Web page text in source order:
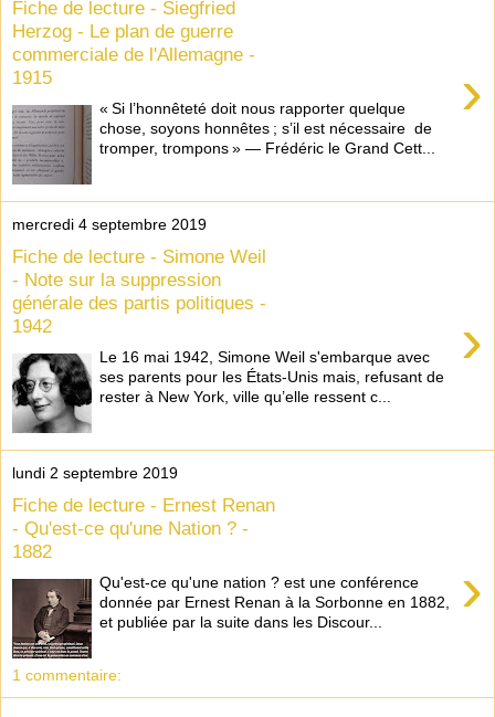
Fiche de lecture - Siegfried
Herzog - Le plan de guerre
commerciale de l'Allemagne -
1915
›
« Si l’honnêteté doit nous rapporter quelque
chose, soyons honnêtes ; s’il est nécessaire de
tromper, trompons » — Frédéric le Grand Cett...
mercredi 4 septembre 2019
Fiche de lecture - Simone Weil
- Note sur la suppression
générale des partis politiques -
1942
›
Le 16 mai 1942, Simone Weil s'embarque avec
ses parents pour les États-Unis mais, refusant de
rester à New York, ville qu’elle ressent c...
lundi 2 septembre 2019
Fiche de lecture - Ernest Renan
- Qu'est-ce qu'une Nation ? -
1882
›
Qu'est-ce qu'une nation ? est une conférence
donnée par Ernest Renan à la Sorbonne en 1882,
et publiée par la suite dans les Discour...
1 commentaire: